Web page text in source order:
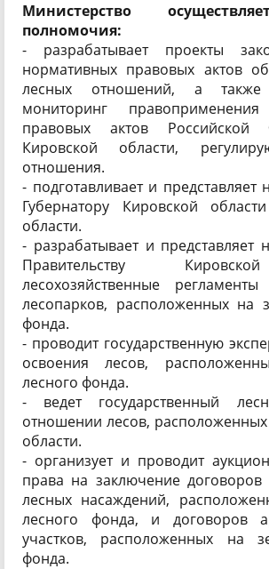
Министерство
полномочия:
- разрабатывает проекты
нормативных правовых актов
лесных отношений, а также
мониторинг
правовых актов
Кировской области,
отношения.
- подготавливает и представляет
Губернатору Кировской
области.
- разрабатывает и представляет
Правительству
лесохозяйственные
лесопарков, расположенных на
фонда.
- проводит государственную
освоения лесов,
лесного фонда.
- ведет государственный
отношении лесов,
области.
- организует и проводит
права на заключение договоров
лесных насаждений,
лесного фонда, и договоров
участков, расположенных на
фонда.